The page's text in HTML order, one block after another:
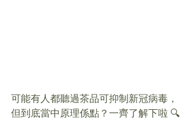
可能有人都聽過茶品可抑制新冠病毒，
但到底當中原理係點？一齊了解下啦 🔍